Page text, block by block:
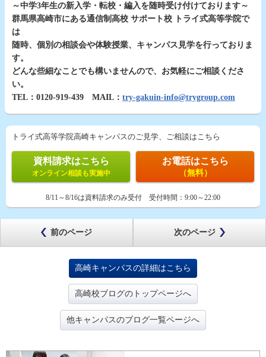
～中学3年生の新入学・転校・編入を随時受け付けております～
群馬県高崎市にある通信制高校 サポート校 トライ式高等学院で
は
随時、個別の相談会や体験授業、キャンパス見学を行っておりま
す。
どんな些細なことでも構いませんので、お気軽にご相談くださ
い。
TEL：0120-919-439 MAIL： try-gakuin-info@trygroup.com
トライ式高等学院高崎キャンパスのご見学、ご相談はこちら
資料請求はこちら
オンライン相談も実施中
お電話はこちら
（無料）
8/11～8/16は資料請求のみ受付 受付時間： 9:00～22:00
前のページ 次のページ
高崎キャンパスの詳細はこちら
高崎校ブログのトップページへ
他キャンパスのブログ一覧ページへ